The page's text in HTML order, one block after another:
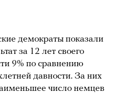
демократы показали
за 12 лет своего
9% по сравнению
давности. За них
число немцев